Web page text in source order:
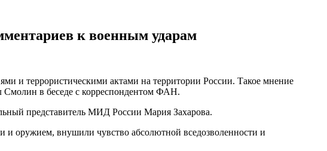
к военным ударам
и террористическими актами на территории России. Такое мнение
Смолин в беседе с корреспондентом ФАН.
представитель МИД России Мария Захарова.
и оружием, внушили чувство абсолютной вседозволенности и